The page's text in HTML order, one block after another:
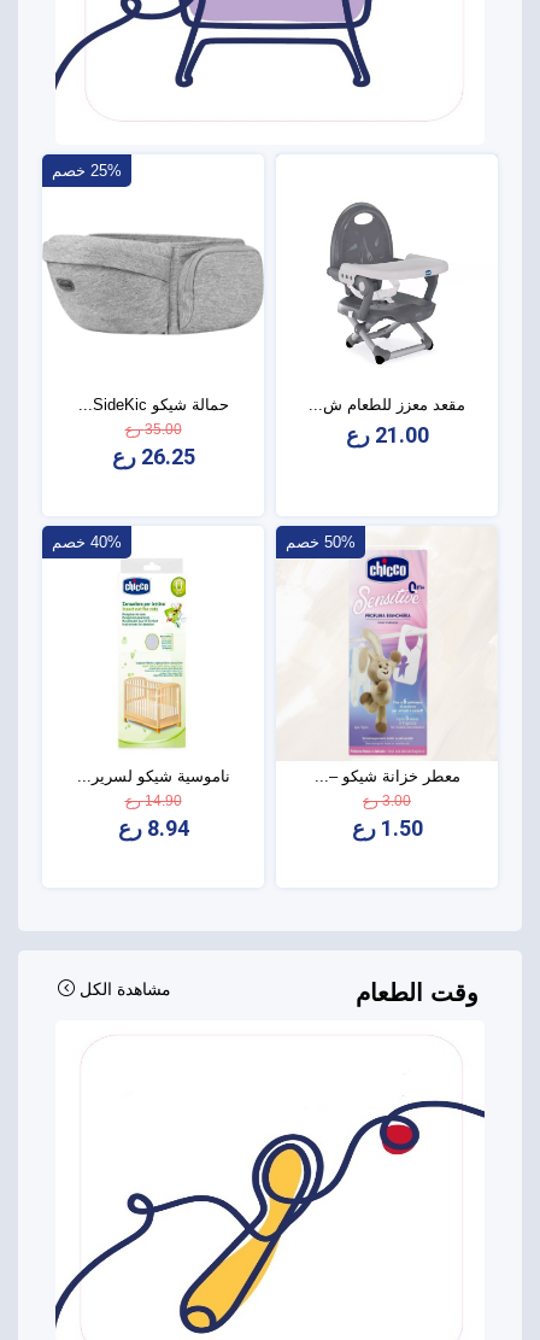
مقعد معزز للطعام ش...
21.00 رع
25% خصم
حمالة شيكو SideKic...
35.00 رع
26.25 رع
50% خصم
معطر خزانة شيكو –...
3.00 رع
1.50 رع
40% خصم
ناموسية شيكو لسرير...
14.90 رع
8.94 رع
وقت الطعام مشاهدة الكل